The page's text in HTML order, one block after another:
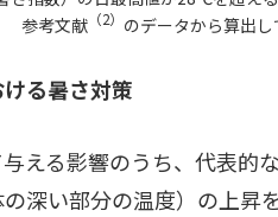
参考文献 （2） のデータから算出し
る暑さ対策
える影響のうち、代表的
深い部分の温度）の上昇